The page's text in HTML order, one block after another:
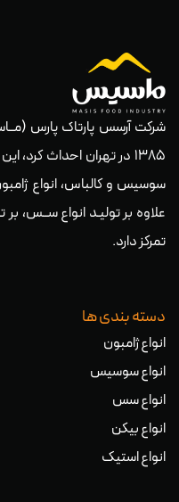
شرکت آرسس پارتاک پارس
۱۳۸۵ در تهران احداث کرد،
سوسیس و کالباس، انواع
علاوه بر تولیـد انواع ســس، بر
تمرکز دارد.
دسته بندی ها
انواع ژامبون
انواع سوسیس
انواع سس
انواع بیکن
انواع استیک